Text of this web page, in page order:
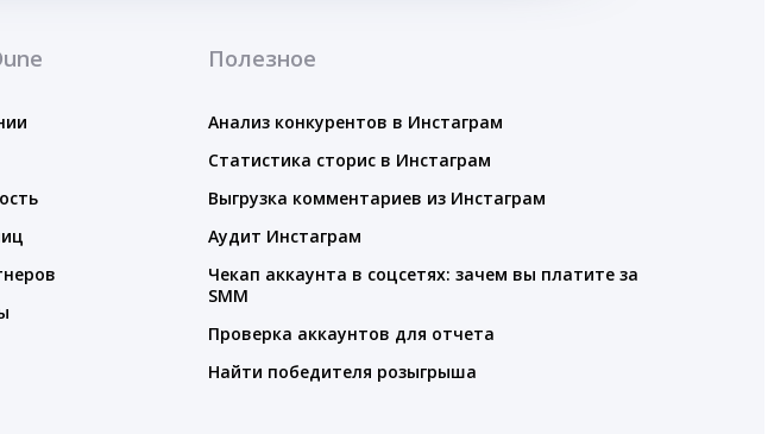
Полезное
Анализ конкурентов в Инстаграм
Статистика сторис в Инстаграм
Выгрузка комментариев из Инстаграм
Аудит Инстаграм
Чекап аккаунта в соцсетях: зачем вы платите за
SMM
Проверка аккаунтов для отчета
Найти победителя розыгрыша